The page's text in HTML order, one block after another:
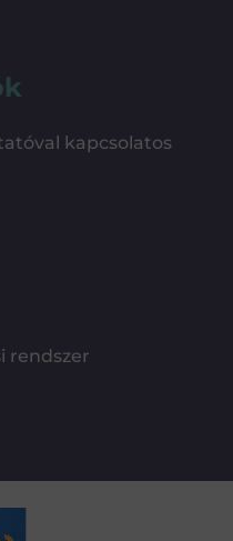
kapcsolatos
rendszer